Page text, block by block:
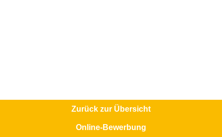
Zurück zur Übersicht
Online-Bewerbung